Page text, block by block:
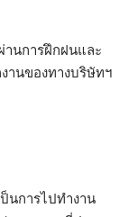
านการฝึกฝนและ
านของทางบริษัทฯ
ป็นการไปทำงาน